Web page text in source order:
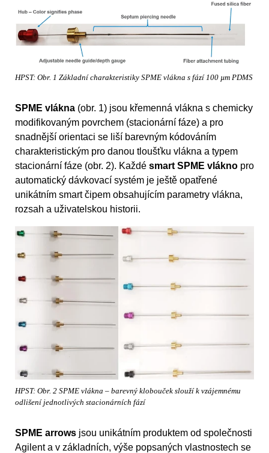
HPST: Obr. 1 Základní charakteristiky SPME vlákna s fází 100 µm PDMS
SPME vlákna (obr. 1) jsou křemenná vlákna s chemicky
modifikovaným povrchem (stacionární fáze) a pro
snadnější orientaci se liší barevným kódováním
charakteristickým pro danou tloušťku vlákna a typem
stacionární fáze (obr. 2). Každé smart SPME vlákno pro
automatický dávkovací systém je ještě opatřené
unikátním smart čipem obsahujícím parametry vlákna,
rozsah a uživatelskou historii.
HPST: Obr. 2 SPME vlákna – barevný klobouček slouží k vzájemnému
odlišení jednotlivých stacionárních fází
SPME arrows jsou unikátním produktem od společnosti
Agilent a v základních, výše popsaných vlastnostech se